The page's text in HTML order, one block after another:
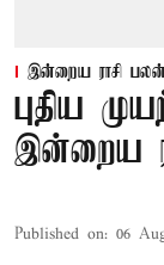
இன்றைய ராசி
புதிய
இன்றைய
Published on: 06